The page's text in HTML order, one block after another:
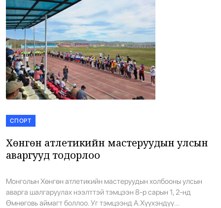
СПОРТ
Хөнгөн атлетикийн мастеруудын улсын
аваргууд тодорлоо
Монголын Хөнгөн атлетикийн мастеруудын холбооны улсын
аварга шалгаруулах нээлттэй тэмцээн 8-р сарын 1, 2-нд
Өмнөговь аймагт боллоо. Уг тэмцээнд А.Хүүхэндүү